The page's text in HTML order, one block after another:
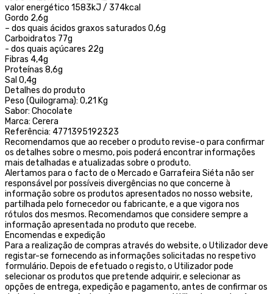
valor energético 1583kJ / 374kcal
Gordo 2,6g
– dos quais ácidos graxos saturados 0,6g
Carboidratos 77g
- dos quais açúcares 22g
Fibras 4,4g
Proteínas 8,6g
Sal 0,4g
Detalhes do produto
Peso (Quilograma): 0,21 Kg
Sabor: Chocolate
Marca: Cerera
Referência: 4771395192323
Recomendamos que ao receber o produto revise-o para confirmar
os detalhes sobre o mesmo, pois poderá encontrar informações
mais detalhadas e atualizadas sobre o produto.
Alertamos para o facto de o Mercado e Garrafeira Siéta não ser
responsável por possíveis divergências no que concerne à
informação sobre os produtos apresentados no nosso website,
partilhada pelo fornecedor ou fabricante, e a que vigora nos
rótulos dos mesmos. Recomendamos que considere sempre a
informação apresentada no produto que recebe.
Encomendas e expedição
Para a realização de compras através do website, o Utilizador deve
registar-se fornecendo as informações solicitadas no respetivo
formulário. Depois de efetuado o registo, o Utilizador pode
selecionar os produtos que pretende adquirir, e selecionar as
opções de entrega, expedição e pagamento, antes de confirmar os